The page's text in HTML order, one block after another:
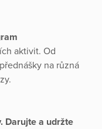
aktivit. Od
na různá
Darujte a udržte